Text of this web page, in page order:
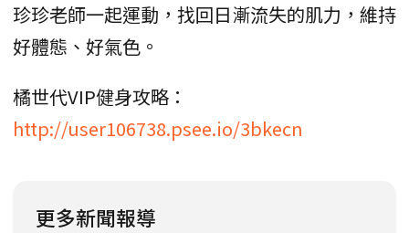
珍珍老師一起運動，找回日漸流失的肌力，維持
好體態、好氣色。
橘世代VIP健身攻略：
http://user106738.psee.io/3bkecn
更多新聞報導